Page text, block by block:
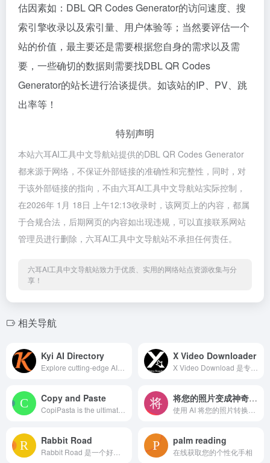
估因素如：DBL QR Codes Generator的访问速度、搜
索引擎收录以及索引量、用户体验等；当然要评估一个
站的价值，最主要还是需要根据您自身的需求以及需
要，一些确切的数据则需要找DBL QR Codes
Generator的站长进行洽谈提供。如该站的IP、PV、跳
出率等！
特别声明
本站六耳AI工具中文导航站提供的DBL QR Codes Generator
都来源于网络，不保证外部链接的准确性和完整性，同时，对
于该外部链接的指向，不由六耳AI工具中文导航站实际控制，
在2026年 1月 18日 上午12:13收录时，该网页上的内容，都属
于合规合法，后期网页的内容如出现违规，可以直接联系网站
管理员进行删除，六耳AI工具中文导航站不承担任何责任。
六耳AI工具中文导航站致力于优质、实用的网络站点资源收集与分
享！
相关导航
Kyi AI Directory X Video Downloader
Copy and Paste 将您的照片变成神奇的吉卜力风格艺术
Rabbit Road palm reading
在线获取您的个性化手相